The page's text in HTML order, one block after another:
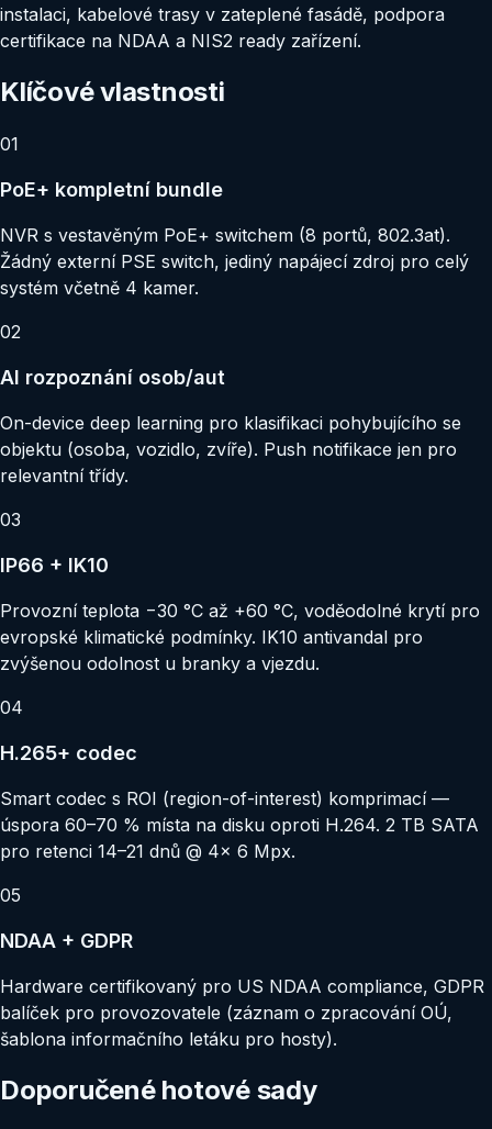
instalaci, kabelové trasy v zateplené fasádě, podpora
certifikace na NDAA a NIS2 ready zařízení.
Klíčové vlastnosti
01
PoE+ kompletní bundle
NVR s vestavěným PoE+ switchem (8 portů, 802.3at).
Žádný externí PSE switch, jediný napájecí zdroj pro celý
systém včetně 4 kamer.
02
AI rozpoznání osob/aut
On-device deep learning pro klasifikaci pohybujícího se
objektu (osoba, vozidlo, zvíře). Push notifikace jen pro
relevantní třídy.
03
IP66 + IK10
Provozní teplota −30 °C až +60 °C, voděodolné krytí pro
evropské klimatické podmínky. IK10 antivandal pro
zvýšenou odolnost u branky a vjezdu.
04
H.265+ codec
Smart codec s ROI (region-of-interest) komprimací —
úspora 60–70 % místa na disku oproti H.264. 2 TB SATA
pro retenci 14–21 dnů @ 4× 6 Mpx.
05
NDAA + GDPR
Hardware certifikovaný pro US NDAA compliance, GDPR
balíček pro provozovatele (záznam o zpracování OÚ,
šablona informačního letáku pro hosty).
Doporučené hotové sady